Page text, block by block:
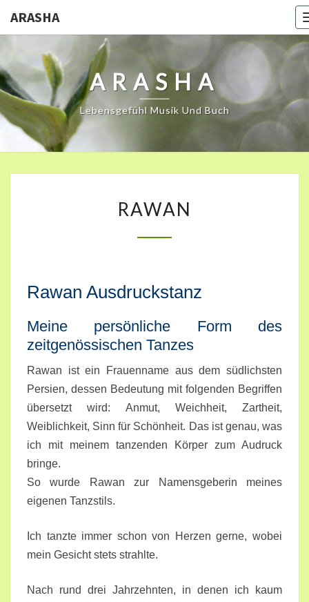
ARASHA
ARASHA
Lebensgefühl Musik Und Buch
RAWAN
Rawan Ausdruckstanz
Meine persönliche Form des
zeitgenössischen Tanzes
Rawan ist ein Frauenname aus dem südlichsten
Persien, dessen Bedeutung mit folgenden Begriffen
übersetzt wird: Anmut, Weichheit, Zartheit,
Weiblichkeit, Sinn für Schönheit. Das ist genau, was
ich mit meinem tanzenden Körper zum Audruck
bringe.
So wurde Rawan zur Namensgeberin meines
eigenen Tanzstils.
Ich tanzte immer schon von Herzen gerne, wobei
mein Gesicht stets strahlte.
Nach rund drei Jahrzehnten, in denen ich kaum